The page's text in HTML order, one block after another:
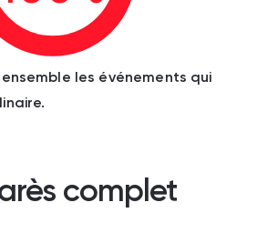
les événements qui
complet